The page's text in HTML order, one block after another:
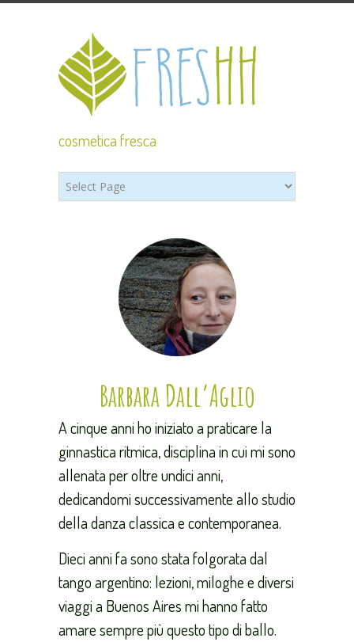
cosmetica fresca
Barbara Dall’Aglio
A cinque anni ho iniziato a praticare la
ginnastica ritmica, disciplina in cui mi sono
allenata per oltre undici anni,
dedicandomi successivamente allo studio
della danza classica e contemporanea.
Dieci anni fa sono stata folgorata dal
tango argentino: lezioni, miloghe e diversi
viaggi a Buenos Aires mi hanno fatto
amare sempre più questo tipo di ballo.